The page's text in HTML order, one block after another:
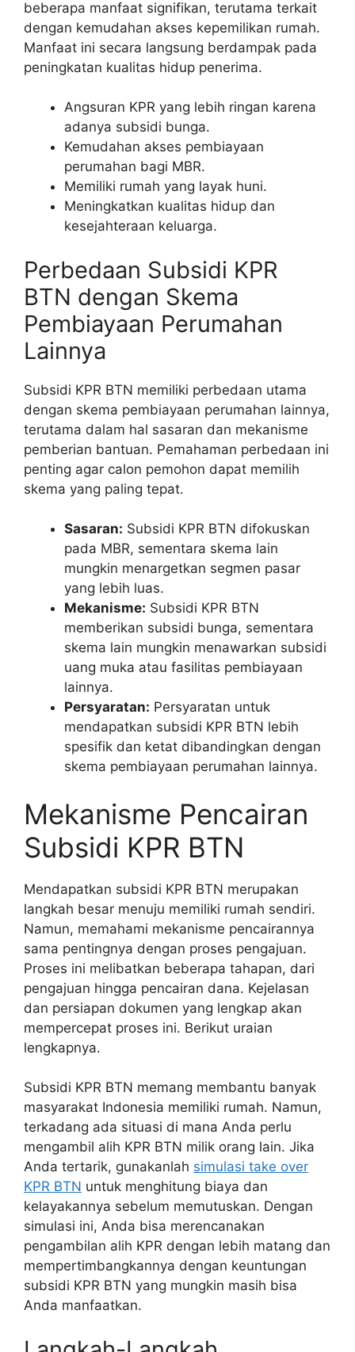
beberapa manfaat signifikan, terutama terkait
dengan kemudahan akses kepemilikan rumah.
Manfaat ini secara langsung berdampak pada
peningkatan kualitas hidup penerima.
Angsuran KPR yang lebih ringan karena
adanya subsidi bunga.
Kemudahan akses pembiayaan
perumahan bagi MBR.
Memiliki rumah yang layak huni.
Meningkatkan kualitas hidup dan
kesejahteraan keluarga.
Perbedaan Subsidi KPR
BTN dengan Skema
Pembiayaan Perumahan
Lainnya
Subsidi KPR BTN memiliki perbedaan utama
dengan skema pembiayaan perumahan lainnya,
terutama dalam hal sasaran dan mekanisme
pemberian bantuan. Pemahaman perbedaan ini
penting agar calon pemohon dapat memilih
skema yang paling tepat.
Sasaran: Subsidi KPR BTN difokuskan
pada MBR, sementara skema lain
mungkin menargetkan segmen pasar
yang lebih luas.
Mekanisme: Subsidi KPR BTN
memberikan subsidi bunga, sementara
skema lain mungkin menawarkan subsidi
uang muka atau fasilitas pembiayaan
lainnya.
Persyaratan: Persyaratan untuk
mendapatkan subsidi KPR BTN lebih
spesifik dan ketat dibandingkan dengan
skema pembiayaan perumahan lainnya.
Mekanisme Pencairan
Subsidi KPR BTN
Mendapatkan subsidi KPR BTN merupakan
langkah besar menuju memiliki rumah sendiri.
Namun, memahami mekanisme pencairannya
sama pentingnya dengan proses pengajuan.
Proses ini melibatkan beberapa tahapan, dari
pengajuan hingga pencairan dana. Kejelasan
dan persiapan dokumen yang lengkap akan
mempercepat proses ini. Berikut uraian
lengkapnya.
Subsidi KPR BTN memang membantu banyak
masyarakat Indonesia memiliki rumah. Namun,
terkadang ada situasi di mana Anda perlu
mengambil alih KPR BTN milik orang lain. Jika
Anda tertarik, gunakanlah simulasi take over
KPR BTN untuk menghitung biaya dan
kelayakannya sebelum memutuskan. Dengan
simulasi ini, Anda bisa merencanakan
pengambilan alih KPR dengan lebih matang dan
mempertimbangkannya dengan keuntungan
subsidi KPR BTN yang mungkin masih bisa
Anda manfaatkan.